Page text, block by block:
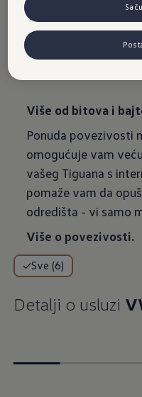
Više od bitova i
Ponuda povezivosti
omogućuje vam
vašeg Tiguana s
pomaže vam da
odredišta - vi samo
Više o povezivosti.
Sve (6)
Detalji o usluzi